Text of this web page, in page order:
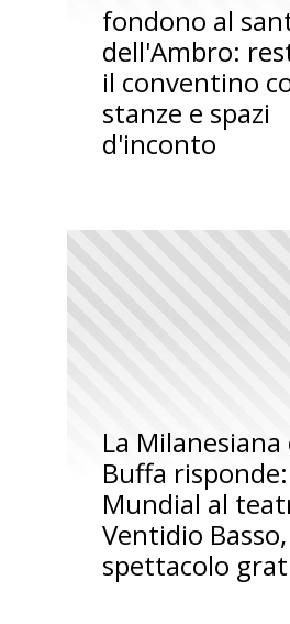
fondono al
dell'Ambro:
il conventino
stanze e spazi
d'inconto
La
Buffa
Mundial al
Ventidio Basso,
spettacolo